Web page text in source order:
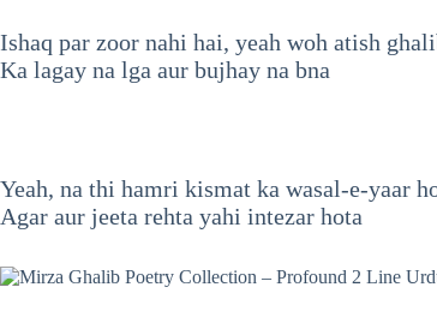
Ishaq par zoor nahi hai, yeah woh atish
Ka lagay na lga aur bujhay na bna
Yeah, na thi hamri kismat ka wasal-e-yaar
Agar aur jeeta rehta yahi intezar hota